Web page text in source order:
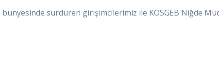
sürdüren girişimcilerimiz ile KOSGEB Niğde